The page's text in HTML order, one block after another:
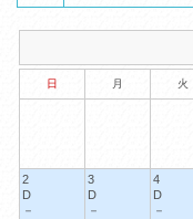
日 月 火
2
D
－
3
D
－
4
D
－